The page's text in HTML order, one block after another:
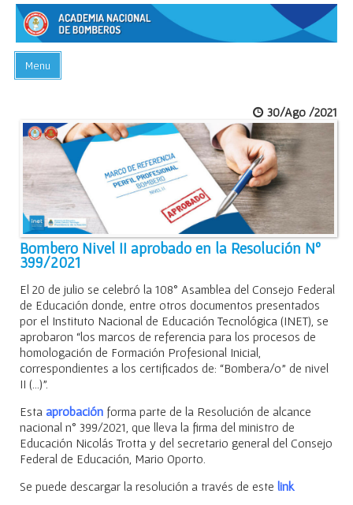
Menu
ACADEMIA
PREGUNTAS FRECUENTES
BIBLIOTECA
EVENTOS
CONTACTO
30/Ago /2021
Bombero Nivel II aprobado en la Resolución Nº
399/2021
El 20 de julio se celebró la 108° Asamblea del Consejo Federal
de Educación donde, entre otros documentos presentados
por el Instituto Nacional de Educación Tecnológica (INET), se
aprobaron “los marcos de referencia para los procesos de
homologación de Formación Profesional Inicial,
correspondientes a los certificados de: “Bombera/o” de nivel
II (…)”.
Esta aprobación forma parte de la Resolución de alcance
nacional n° 399/2021, que lleva la firma del ministro de
Educación Nicolás Trotta y del secretario general del Consejo
Federal de Educación, Mario Oporto.
Se puede descargar la resolución a través de este link